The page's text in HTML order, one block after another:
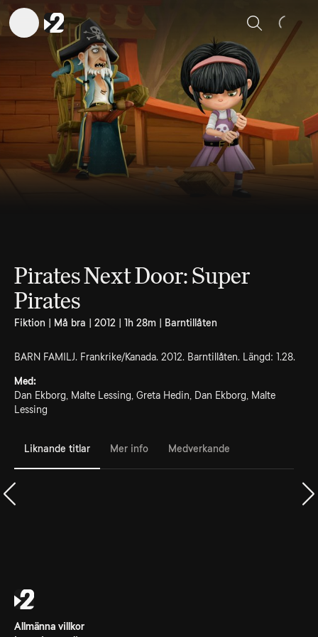
Sök
Pirates Next Door: Super
Pirates
Fiktion | Må bra | 2012 | 1h 28m | Barntillåten
BARN FAMILJ. Frankrike/Kanada. 2012. Barntillåten. Längd: 1.28.
Med:
Dan Ekborg, Malte Lessing, Greta Hedin, Dan Ekborg, Malte
Lessing
Liknande titlar Mer info Medverkande
Allmänna villkor